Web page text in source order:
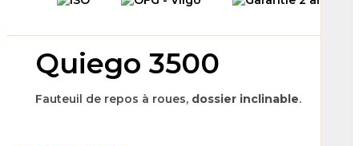
Quiego 3500
Fauteuil de repos à roues, dossier inclinable.